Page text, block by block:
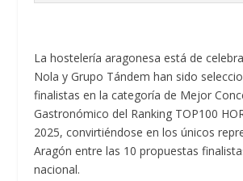
La hostelería aragonesa está de
Nola y Grupo Tándem han sido
finalistas en la categoría de Mejor
Gastronómico del Ranking TOP100
2025, convirtiéndose en los únicos
Aragón entre las 10 propuestas
nacional.